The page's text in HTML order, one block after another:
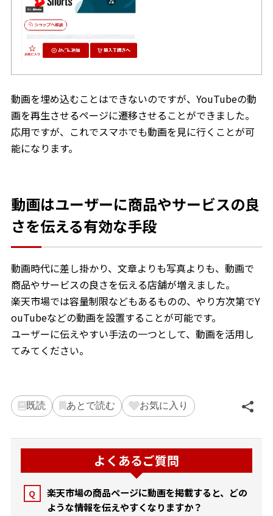
動画を埋め込むことはできないのですが、YouTubeの動
画を再生させるページに遷移させることができました。
応用ですが、これでスマホでも動画を見に行くことが可
能になります。
動画はユーザーに商品やサービスの良
さを伝える有効な手段
動画時代に差し掛かり、文章よりも写真よりも、動画で
商品やサービスの良さを伝える店舗が増えました。
楽天市場では容量制限などもあるものの、やり方次第でY
ouTubeなどの動画を設置することが可能です。
ユーザーに伝えやすい手法の一つとして、動画を活用し
てみてください。
既読 あとで読む お気に入り
よくあるご質問
Q
楽天市場の商品ページに動画を掲載すると、どの
ような情報を伝えやすくなりますか？